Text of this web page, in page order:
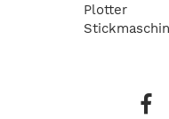
Plotter